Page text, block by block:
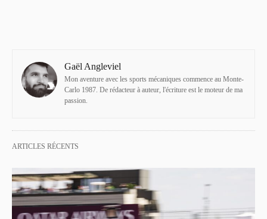
Gaël Angleviel
Mon aventure avec les sports mécaniques commence au Monte-
Carlo 1987. De rédacteur à auteur, l'écriture est le moteur de ma
passion.
ARTICLES RÉCENTS